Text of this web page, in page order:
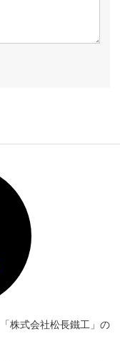
株式会社松長鐵工」の